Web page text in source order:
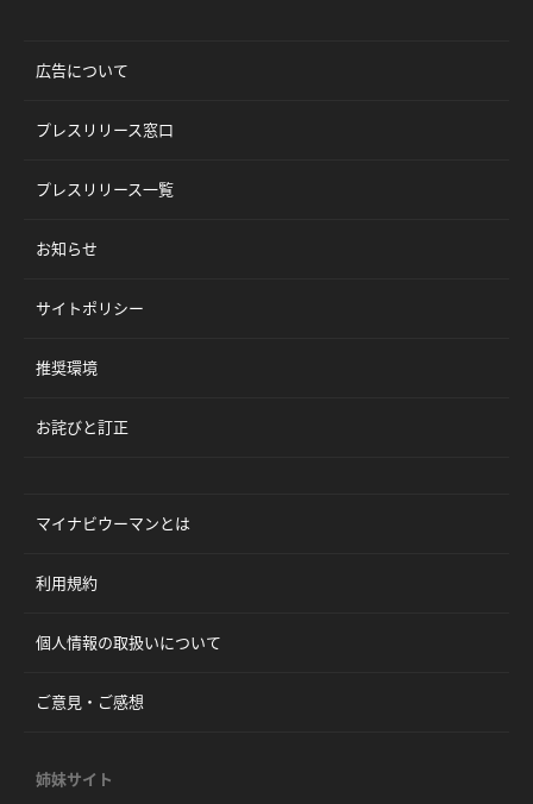
広告について
プレスリリース窓口
プレスリリース一覧
お知らせ
サイトポリシー
推奨環境
お詫びと訂正
マイナビウーマンとは
利用規約
個人情報の取扱いについて
ご意見・ご感想
姉妹サイト